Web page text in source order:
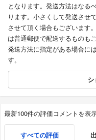
となります。発送方法はなる
ります。小さくして発送させ
させて頂く場合もございます
は普通郵便で配送するものもご
発送方法に指定がある場合に
す。
シ
最新100件の評価コメントを表
すべての評価